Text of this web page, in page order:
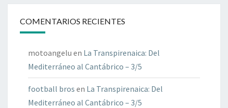
COMENTARIOS RECIENTES
motoangelu en La Transpirenaica: Del
Mediterráneo al Cantábrico – 3/5
football bros en La Transpirenaica: Del
Mediterráneo al Cantábrico – 3/5